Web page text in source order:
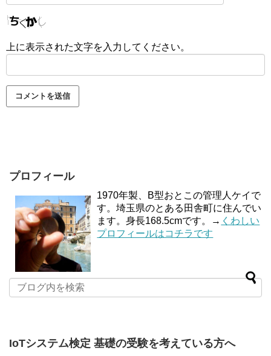
上に表示された文字を入力してください。
プロフィール
1970年製、B型おとこの管理人ケイで
す。埼玉県のとある田舎町に住んでい
ます。身長168.5cmです。→ くわしい
プロフィールはコチラです
IoTシステム検定 基礎の受験を考えている方へ